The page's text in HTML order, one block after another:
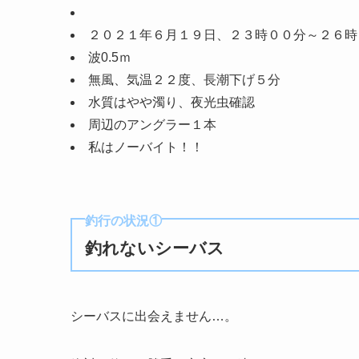
２０２１年６月１９日、２３時００分～２６
波0.5ｍ
無風、気温２２度、長潮下げ５分
水質はやや濁り、夜光虫確認
周辺のアングラー１本
私はノーバイト！！
釣行の状況①
釣れないシーバス
シーバスに出会えません…。